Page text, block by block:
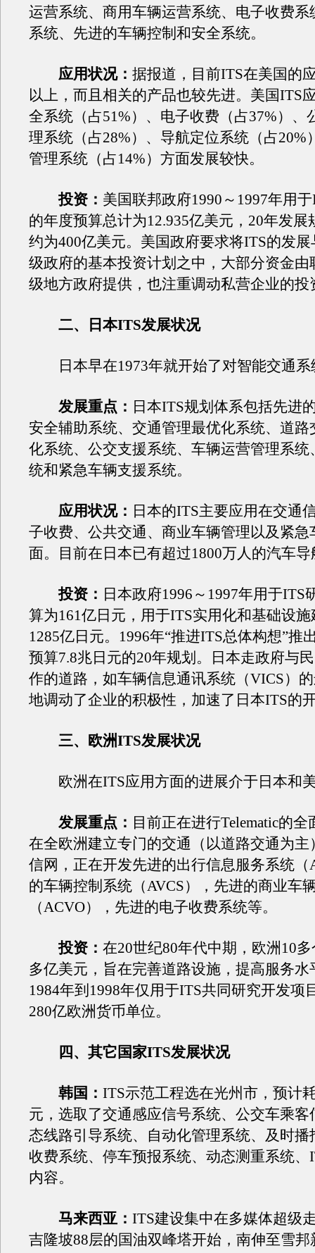
运营系统、商用车辆运营系统、电子收费系
系统、先进的车辆控制和安全系统。
应用状况： 据报道，目前ITS在美国的
以上，而且相关的产品也较先进。美国ITS
全系统（占51%）、电子收费（占37%）、
理系统（占28%）、导航定位系统（占20%
管理系统（占14%）方面发展较快。
投资： 美国联邦政府1990～1997年用
的年度预算总计为12.935亿美元，20年发展
约为400亿美元。美国政府要求将ITS的发
级政府的基本投资计划之中，大部分资金由
级地方政府提供，也注重调动私营企业的投
二、日本ITS发展状况
日本早在1973年就开始了对智能交通系
发展重点： 日本ITS规划体系包括先进
安全辅助系统、交通管理最优化系统、道路
化系统、公交支援系统、车辆运营管理系统
统和紧急车辆支援系统。
应用状况： 日本的ITS主要应用在交通
子收费、公共交通、商业车辆管理以及紧急
面。目前在日本已有超过1800万人的汽车
投资： 日本政府1996～1997年用于ITS
算为161亿日元，用于ITS实用化和基础设
1285亿日元。1996年“推进ITS总体构想”推
预算7.8兆日元的20年规划。日本走政府与
作的道路，如车辆信息通讯系统（VICS）
地调动了企业的积极性，加速了日本ITS的
三、欧洲ITS发展状况
欧洲在ITS应用方面的进展介于日本和
发展重点： 目前正在进行Telematic的
在全欧洲建立专门的交通（以道路交通为主
信网，正在开发先进的出行信息服务系统（
的车辆控制系统（AVCS），先进的商业车
（ACVO），先进的电子收费系统等。
投资： 在20世纪80年代中期，欧洲10
多亿美元，旨在完善道路设施，提高服务水
1984年到1998年仅用于ITS共同研究开发项
280亿欧洲货币单位。
四、其它国家ITS发展状况
韩国： ITS示范工程选在光州市，预计
元，选取了交通感应信号系统、公交车乘客
态线路引导系统、自动化管理系统、及时播
收费系统、停车预报系统、动态测重系统、
内容。
马来西亚： ITS建设集中在多媒体超级
吉隆坡88层的国油双峰塔开始，南伸至雪